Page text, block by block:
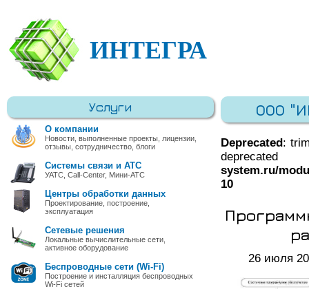
ИНТЕГРА
Услуги
О компании
Новости, выполненные проекты, лицензии,
отзывы, сотрудничество, блоги
Системы связи и АТС
УАТС, Call-Center, Мини-АТС
Центры обработки данных
Проектирование, построение,
эксплуатация
Сетевые решения
Локальные вычислительные сети,
активное оборудование
Беспроводные сети (Wi-Fi)
Построение и инсталляция беспроводных
Wi-Fi сетей
ООО
Deprecated:
system.ru/
10
26 июля